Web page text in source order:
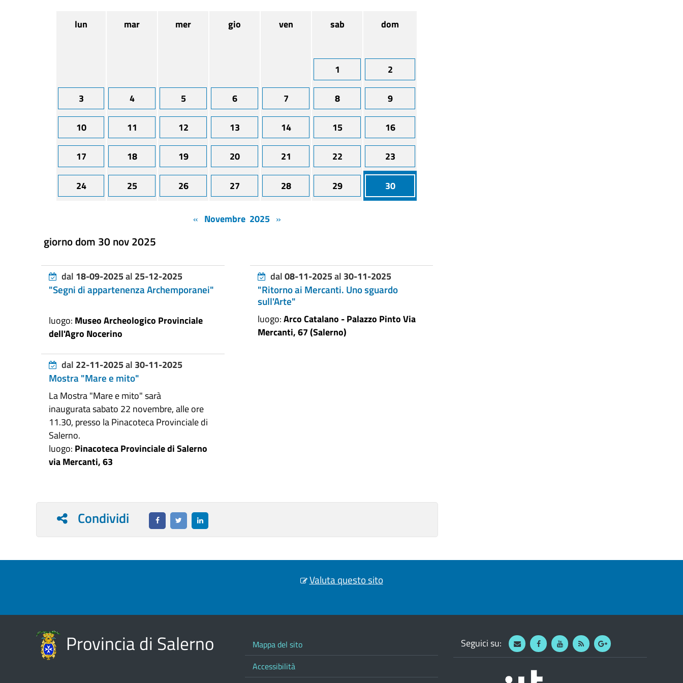
lun mar mer gio ven sab dom
1 2
3 4 5 6 7 8 9
10 11 12 13 14 15 16
17 18 19 20 21 22 23
24 25 26 27 28 29 30
« Novembre 2025 »
giorno dom 30 nov 2025
dal 18-09-2025al 25-12-2025
"Segni di appartenenza Archemporanei"
luogo: Museo Archeologico Provinciale
dell'Agro Nocerino
dal08-11-2025al 30-11-2025
"Ritorno ai Mercanti. Uno sguardo
sull'Arte"
luogo:Arco Catalano - Palazzo Pinto Via
Mercanti, 67 (Salerno)
dal 22-11-2025al 30-11-2025
Mostra "Mare e mito"
La Mostra "Mare e mito" sarà
inaugurata sabato 22 novembre, alle ore
11.30, presso la Pinacoteca Provinciale di
Salerno.
luogo: Pinacoteca Provinciale di Salerno
via Mercanti, 63
Condividi
Valuta questo sito
Provincia di Salerno
Mappa del sito
Accessibilità
Seguici su: WebmailFacebookYoutube
RSS Google